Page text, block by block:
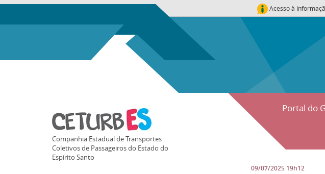
Acesso à
Portal do
Companhia Estadual de Transportes
Coletivos de Passageiros do Estado do
Espírito Santo
09/07/2025 19h12